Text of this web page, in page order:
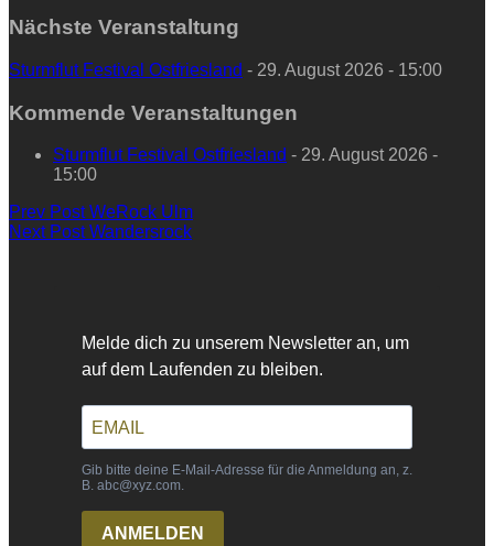
Nächste Veranstaltung
Sturmflut Festival Ostfriesland - 29. August 2026 - 15:00
Kommende Veranstaltungen
Sturmflut Festival Ostfriesland - 29. August 2026 -
15:00
Beitragsnavigation
Previous
Post
Prev Post WeRock Ulm
Next
Next Post Wandersrock